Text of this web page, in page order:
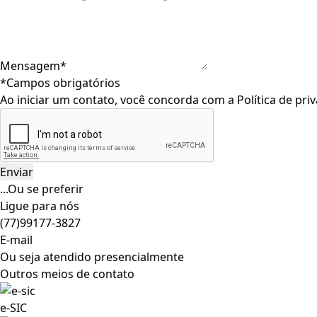
Mensagem*
*Campos obrigatórios
Ao iniciar um contato, você concorda com a Política de
...Ou se preferir
Ligue para nós
(77)99177-3827
E-mail
Ou seja atendido presencialmente
Outros meios de contato
e-SIC